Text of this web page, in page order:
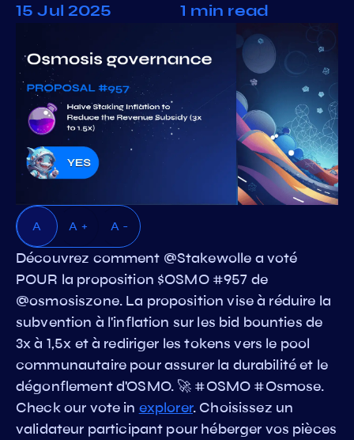
15 Jul 2025 1 min read
A A + A -
Découvrez comment @Stakewolle a voté
POUR la proposition $OSMO #957 de
@osmosiszone. La proposition vise à réduire la
subvention à l'inflation sur les bid bounties de
3x à 1,5x et à rediriger les tokens vers le pool
communautaire pour assurer la durabilité et le
dégonflement d'OSMO. 🚀 #OSMO #Osmose.
Check our vote in explorer. Choisissez un
validateur participant pour héberger vos pièces